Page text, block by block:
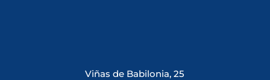
Viñas de Babilonia, 25